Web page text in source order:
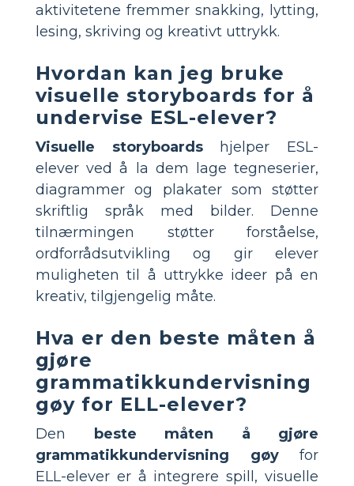
aktivitetene fremmer snakking, lytting,
lesing, skriving og kreativt uttrykk.
Hvordan kan jeg bruke
visuelle storyboards for å
undervise ESL-elever?
Visuelle storyboardshjelper ESL-
elever ved å la dem lage tegneserier,
diagrammer og plakater som støtter
skriftlig språk med bilder. Denne
tilnærmingen støtter forståelse,
ordforrådsutvikling og gir elever
muligheten til å uttrykke ideer på en
kreativ, tilgjengelig måte.
Hva er den beste måten å
gjøre
grammatikkundervisning
gøy for ELL-elever?
Den beste måten å gjøre
grammatikkundervisning gøyfor
ELL-elever er å integrere spill, visuelle